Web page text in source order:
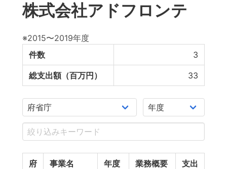
株式会社アドフロンテ
※2015〜2019年度
件数
3
総支出額（百万円） 33
府
事業名 年度 業務概要
支出